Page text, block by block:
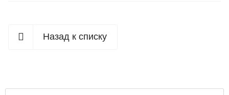
Назад к списку